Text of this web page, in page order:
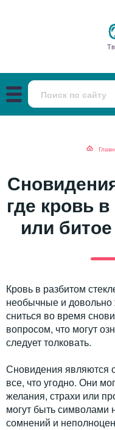
где кровь
или
Кровь в разбитом
необычные и довольно
сниться во время
вопросом, что могут
следует толковать.
Сновидения являются
все, что угодно. Они
желания, страхи или
могут быть символами
сомнений и